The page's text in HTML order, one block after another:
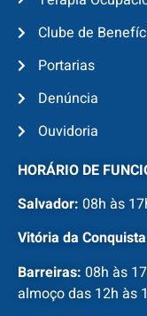
Clube de
Portarias
Denúncia
Ouvidoria
HORÁRIO DE
Salvador: 08h às
Vitória da
Barreiras: 08h às
almoço das 12h às